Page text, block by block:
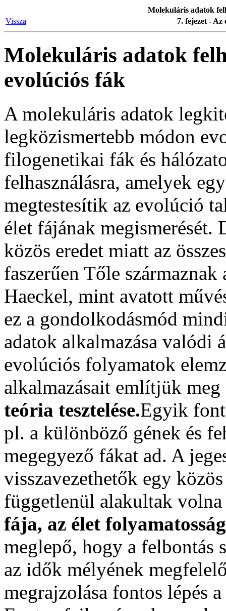
Molekuláris adatok
Vissza
7. fejezet - Az
Molekuláris adatok
evolúciós fák
A molekuláris adatok
legközismertebb módon
filogenetikai fák és
felhasználásra, amelyek
megtestesítik az evolúció
élet fájának
közös eredet miatt az
faszerűen Tőle
Haeckel, mint avatott
ez a gondolkodásmód
adatok alkalmazása valódi
evolúciós folyamatok
alkalmazásait említjük meg
teória tesztelése.Egyik
pl. a különböző gének és
megegyező fákat ad. A
visszavezethetők egy
függetlenül alakultak
fája, az élet
meglepő, hogy a felbontás
az idők mélyének
megrajzolása fontos lépés